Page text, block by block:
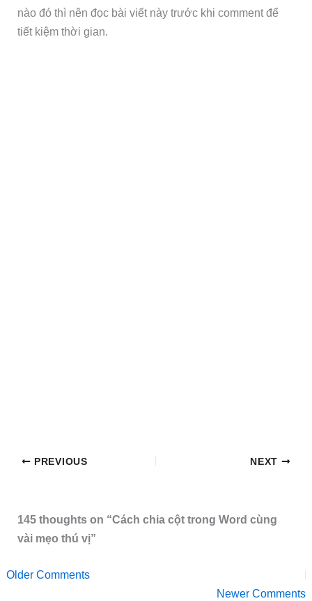
nào đó thì nên đọc bài viết này trước khi comment để
tiết kiệm thời gian.
PREVIOUS NEXT
145 thoughts on “Cách chia cột trong Word cùng
vài mẹo thú vị”
Older Comments
Newer Comments